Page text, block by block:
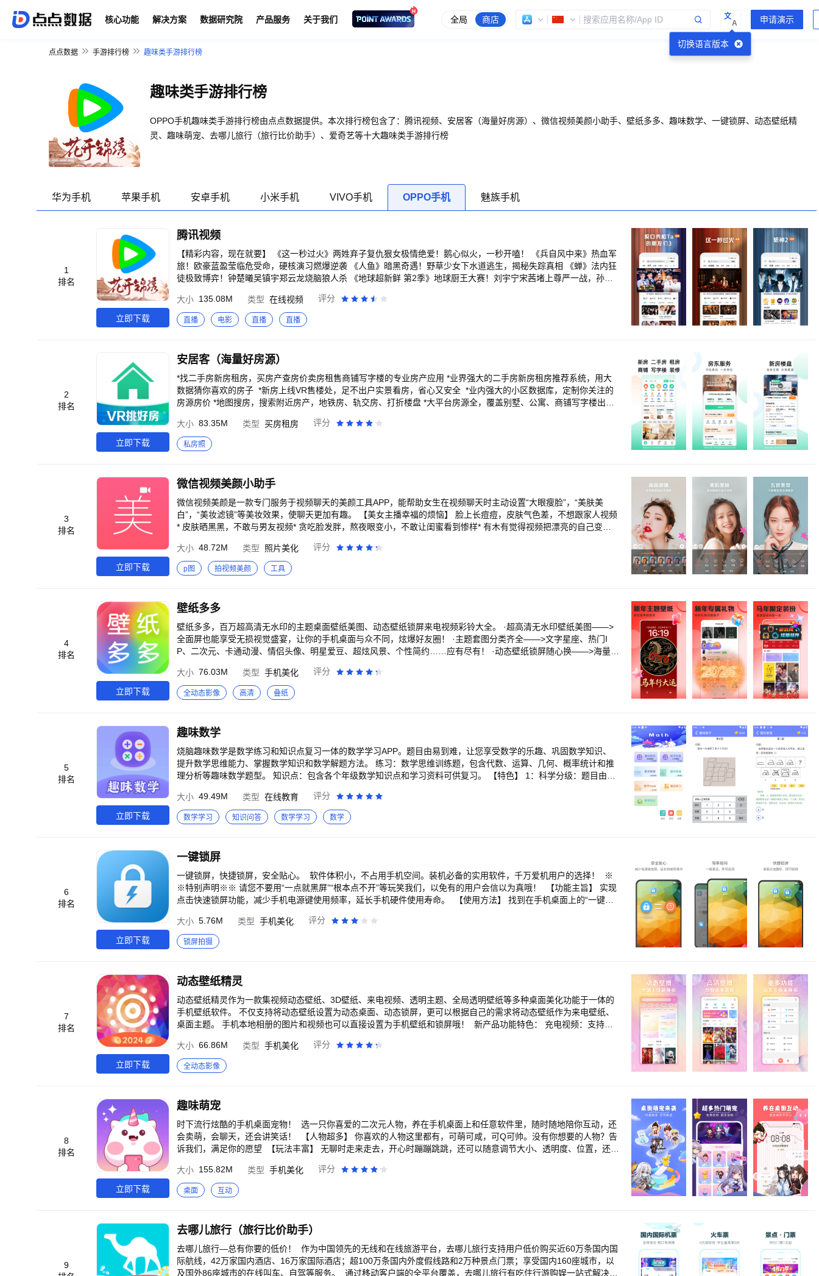
核心功能 解决方案 数据研究院 产品服务 关于我们 全局 商店
切换语言版本
文
A
点点数据 手游排行榜 趣味类手游排行榜
趣味类手游排行榜
OPPO手机趣味类手游排行榜由点点数据提供。本次排行榜包含了：腾讯视频、安居客（海量好房源）、微信视频美颜小助手、壁纸多多、趣味数学、一键锁屏、动态壁纸精
灵、趣味萌宠、去哪儿旅行（旅行比价助手）、爱奇艺等十大趣味类手游排行榜
华为手机 苹果手机 安卓手机 小米手机 VIVO手机 OPPO手机 魅族手机
1
排名
立即下载
腾讯视频
【精彩内容，现在就要】 《这一秒过火》两姓弃子复仇狠女极情绝爱！鹅心似火，一秒开嗑！ 《兵自风中来》热血军
旅！欧豪蓝盈莹临危受命，硬核演习燃爆逆袭 《人鱼》暗黑奇遇！野草少女下水道逃生，揭秘失踪真相 《蝉》法内狂
徒极致博弈！钟楚曦吴镇宇郑云龙烧脑狼人杀 《地球超新鲜 第2季》地球厨王大赛！刘宇宁宋茜堵上尊严一战，孙红
玉雯竟是母子？陈星旭唯一全场“真孙子”！ 《一饭封神 第2季》回归！顶级厨竞风云再起，原班人马全新赛制，残酷比
拼下谁能晋级？剧毒石头鱼下锅，见手青登场，爆浆烤羊眼惊呆谢霆锋！不看头衔只看厨艺，世界名厨为晋级拼了！
《心动的信号 第9季》恋综天花板浪漫回归！明艳美女晚宴惊艳全场，4个男人争着跟我说话怎么办小屋书房秒变修罗
广智回归，瞿颖舌战小四爷全场爆笑。 《开始推理吧 第4季》动物塑副本上线！推团秉烛夜话恐怖怪谈，下一秒天降
“残肢”，刘宇宁大惊失色嗷嗷叫，章若楠吓得跳进金靖怀里！张凌赫、丁程鑫、周柯宇表情包大赏可爱值超标！ 《寒
战1994》郭富城、周润发、梁家辉再掀“寒战”狂潮，吴彦祖、刘俊谦正邪对决，权斗天花板再升级！ 《10间敢死队》
喜剧人绝境笑对人生，绝症患者组队实现遗愿清单 《今晚正好》马思纯、陈昊森直球野性恋，姐狗CP互撩撒糖 《斩
神2》国漫神番回归，暑期必看！ 《完美世界·剧场版》黑暗大劫降下，仙古终章，悲壮奏响！ 《谷雨街后巷》穿过现
恶两面！五段人生，每次开启都是隐藏款 《吾凰在上之凤御四方》现代少女误入玄机界，觉醒凤凰神力逆天改命。
《狂徒》绝境狂徒杀疯了！草根少年逆袭真大佬 《前浪2》一生未婚，500万遗产谁来继承？相伴18年未领证的老伴病
危，是守到最后还是离开？ 《大唐少年天行传》猫女夜行琵琶自燃，长安城怪事一件接一件，四个少年侦探这就开
大小 135.08M 类型 在线视频 评分
直播 电影 直播 直播
2
排名
立即下载
安居客（海量好房源）
*找二手房新房租房，买房产查房价卖房租售商铺写字楼的专业房产应用 *业界强大的二手房新房租房推荐系统，用大
数据猜你喜欢的房子 *新房上线VR售楼处，足不出户实景看房，省心又安全 *业内强大的小区数据库，定制你关注的
房源房价 *地图搜房，搜索附近房产，地铁房、轨交房、打折楼盘 *大平台房源全，覆盖别墅、公寓、商铺写字楼出租
房、附近找房、轨交淘房 *新房折扣：新房团购，免费班车，特惠新盘 *商业地产：商铺写字楼出售出租，商务楼办公
室租赁 *房产工具：房贷计算器、房产百科、二手房新房看房笔记 *房东委托：委托卖房、专属房东房源房价展示、房
东房源管理 *装修设计：靠谱装修公司、省心套餐模式、实用设计方案、灵感美图，海量案例
大小 83.35M 类型 买房租房 评分
私房照
3
排名
立即下载
微信视频美颜小助手
微信视频美颜是一款专门服务于视频聊天的美颜工具APP，能帮助女生在视频聊天时主动设置“大眼瘦脸”，“美肤美
白”，“美妆滤镜”等美妆效果，使聊天更加有趣。 【美女主播幸福的烦恼】 脸上长痘痘，皮肤气色差，不想跟家人视频
* 皮肤晒黑黑，不敢与男友视频* 贪吃脸发胖，熬夜眼变小，不敢让闺蜜看到惨样* 有木有觉得视频把漂亮的自己变得
件调试就是要美要白 3. 日韩滤镜：超50款特色滤镜效果微信下载，晋升美妆达人
大小 48.72M 类型 照片美化 评分
p图 拍视频美颜 工具
4
排名
立即下载
壁纸多多
壁纸多多，百万超高清无水印的主题桌面壁纸美图、动态壁纸锁屏来电视频彩铃大全。 ·超高清无水印壁纸美图——>
全面屏也能享受无损视觉盛宴，让你的手机桌面与众不同，炫爆好友圈！ ·主题套图分类齐全——>文字星座、热门I
P、二次元、卡通动漫、情侣头像、明星爱豆、超炫风景、个性简约……应有尽有！ ·动态壁纸锁屏随心换——>海量动
面儿——>壁纸多多主题皮肤，让你的手机装扮焕然一新！还有更多礼物、入场特效、聊天气泡、头像挂件，多多小店
即刻获取！ ·创建圈子尽情嗨聊——>加入兴趣相投的圈子，跟圈友们畅所欲言吧！酷炫入场特效加持，你就是最靓的
仔！精美礼物送给心仪的她/他，拉近彼此距离。 ·支持原创设计师入驻——>尽情发挥创意，制作个性化壁纸or视频，
来电秀让你的手机炫到爆。 【动态&小视频】 热门高清视频动态壁纸，放到手机锁屏上一起嗨，更多令人颤抖音乐视
频彩铃来电秀，快让手机炫起来~ 【主题&套图多】 桌面壁纸+锁屏美图，两个在一起才完美。更有精选海量套图图
集，好看又好玩哦 【新鲜&美图多】 每日更新10000+左右滑动浏览高清大图，点击收藏，人气爆款美图不再错过
【高清&无水印】 高清1080P大图、多大屏幕都能随便用，壁纸美图清晰好看不打折 【分类&内容多】 情感语录、心
灵鸡汤、美女明星、可爱萌宠、文字物语、自然风景、情侣壁纸、头像表情.......应有尽有 【装扮&超个性】 壁纸多多
炫爆好友圈，拉分又有面！ 【实用&易操作】 不再为朋友圈、微博及聊天软件的配图而烦恼，壁纸多多海量美图，随
时随地轻松搜索一键搞定 超拉风超酷炫动态主题壁纸，高清无水印元气美图，让你的大屏更时尚更有范儿~ 壁纸多多
——百万主题桌面壁纸美图，壁纸控的快乐天地，让你的壁纸锁屏爆好看！
大小 76.03M 类型 手机美化 评分
全动态影像 高清 叠纸
5
排名
立即下载
趣味数学
烧脑趣味数学是数学练习和知识点复习一体的数学学习APP。题目由易到难，让您享受数学的乐趣、巩固数学知识、
提升数学思维能力、掌握数学知识和数学解题方法。 练习：数学思维训练题，包含代数、运算、几何、概率统计和推
理分析等趣味数学题型。 知识点：包含各个年级数学知识点和学习资料可供复习。 【特色】 1：科学分级：题目由易
种数学知识点的经典题目，全面培养数学思维和解题能力。 3：题目练习：包含各个年级难度级别的数学题目，题型包
含：选择题、填空题、应用题、计算题。每道题都有详细解释，让您清楚明白每道题的解题思路和解题方法。 4：数学
知识：涵盖海量数学知识点和数学知识归纳总结内容。您可以进行复习和学习。 5：数字2048：锻炼快速口算能力，
纳总结的APP。 各种数学思维训练题型和知识点讲解
大小 49.49M 类型 在线教育 评分
数学学习 知识问答 数学学习 数学
6
排名
立即下载
一键锁屏
一键锁屏，快捷锁屏，安全贴心。 软件体积小，不占用手机空间。装机必备的实用软件，千万爱机用户的选择！ ※
※特别声明※※ 请您不要用“一点就黑屏”“根本点不开”等玩笑我们，以免有的用户会信以为真哦！ 【功能主旨】 实现
点击快速锁屏功能，减少手机电源键使用频率，延长手机硬件使用寿命。 【使用方法】 找到在手机桌面上的“一键锁
全 设备管理器”中去掉激活，再卸载就可以了。
大小 5.76M 类型 手机美化 评分
锁屏拍摄
7
排名
立即下载
动态壁纸精灵
动态壁纸精灵作为一款集视频动态壁纸、3D壁纸、来电视频、透明主题、全局透明壁纸等多种桌面美化功能于一体的
手机壁纸软件。 不仅支持将动态壁纸设置为动态桌面、动态锁屏，更可以根据自己的需求将动态壁纸作为来电壁纸、
桌面主题。 手机本地相册的图片和视频也可以直接设置为手机壁纸和锁屏哦！ 新产品功能特色： 充电视频：支持一
效 原创动态壁纸：更多的原创作者入驻，为用户提供更多精选壁纸，让你的壁纸不再千篇一律。 壁纸定制：超多壁纸
模板可供选择，制作自己的个性化专属壁纸。 3D壁纸：设计师精心设计的炫酷视差4D互动壁纸，每一个都给你带来不
一样的互动效果！ 来电壁纸：支持指定联系人设置，每个朋友都有自己的专属来电动画，让每一次通话更亲近。 透明
也不用担心喜欢的壁纸太多用不过来了 手持弹幕：不仅支持弹幕的常规玩法，还可以添加图片或视频合成好玩的短片
哦 视频制作：支持人像抠图、视频去水印、视频拼接、音频提取、更换音乐、更换滤镜等视频剪辑功能，满足你的视
频编辑需求。
大小 66.86M 类型 手机美化 评分
全动态影像
8
排名
立即下载
趣味萌宠
时下流行炫酷的手机桌面宠物！ 选一只你喜爱的二次元人物，养在手机桌面上和任意软件里，随时随地陪你互动，还
会卖萌，会聊天，还会讲笑话！ 【人物超多】 你喜欢的人物这里都有，可萌可咸，可Q可帅。没有你想要的人物？告
诉我们，满足你的愿望 【玩法丰富】 无聊时走来走去，开心时蹦蹦跳跳，还可以随意调节大小、透明度、位置，还可
大小 155.82M 类型 手机美化 评分
桌面 互动
9
去哪儿旅行（旅行比价助手）
去哪儿旅行—总有你要的低价！ 作为中国领先的无线和在线旅游平台，去哪儿旅行支持用户低价购买近60万条国内国
际航线，42万家国内酒店、16万家国际酒店；超100万条国内外度假线路和2万种景点门票；享受国内160座城市，以
及国外86座城市的在线叫车、自驾等服务。 通过移动客户端的全平台覆盖，去哪儿旅行有吃住行游购娱一站式解决方